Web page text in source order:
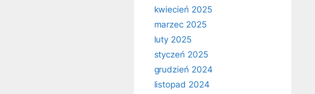
kwiecień 2025
marzec 2025
luty 2025
styczeń 2025
grudzień 2024
listopad 2024